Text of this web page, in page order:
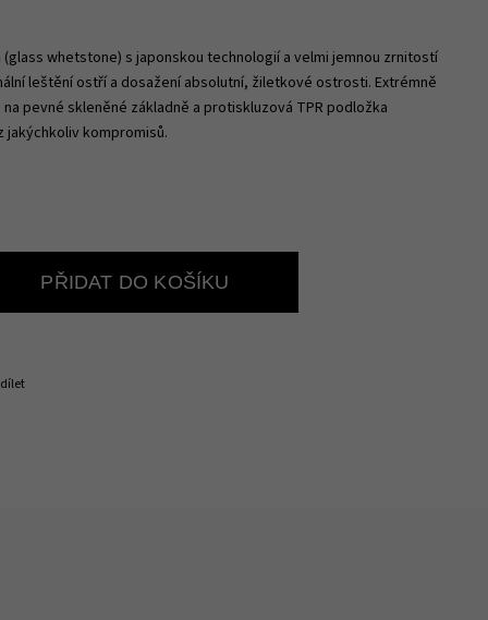
(glass whetstone) s japonskou technologií a velmi jemnou zrnitostí
leštění ostří a dosažení absolutní, žiletkové ostrosti. Extrémně
pevné skleněné základně a protiskluzová TPR podložka
kompromisů.
PŘIDAT DO KOŠÍKU